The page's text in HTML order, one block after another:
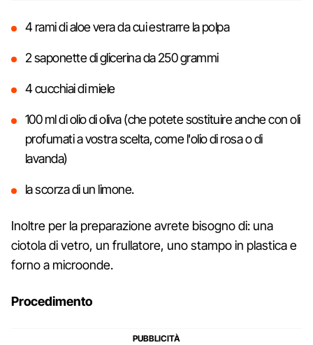
4 rami di aloe vera da cui estrarre la polpa
2 saponette di glicerina da 250 grammi
4 cucchiai di miele
100 ml di olio di oliva (che potete sostituire anche con oli
profumati a vostra scelta, come l'olio di rosa o di
lavanda)
la scorza di un limone.
Inoltre per la preparazione avrete bisogno di: una
ciotola di vetro, un frullatore, uno stampo in plastica e
forno a microonde.
Procedimento